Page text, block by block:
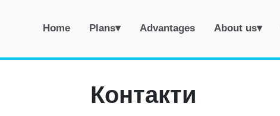
Home Plans▾ Advantages About us▾
Контакти